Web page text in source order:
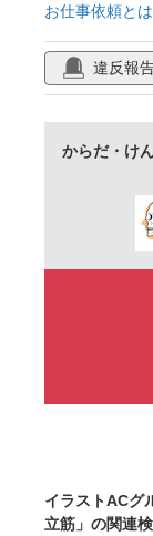
お仕事依頼と
違反報
からだ・け
イラストACグ
立筋」の関連